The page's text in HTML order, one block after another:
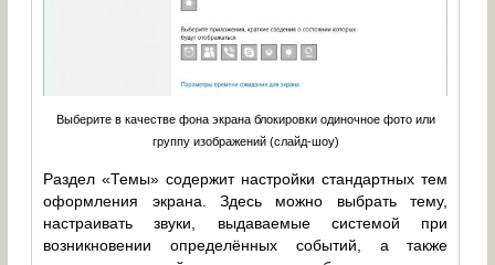
Выберите в качестве фона экрана блокировки одиночное фото или
группу изображений (слайд-шоу)
Раздел «Темы» содержит настройки стандартных тем
оформления экрана. Здесь можно выбрать тему,
настраивать звуки, выдаваемые системой при
возникновении определённых событий, а также